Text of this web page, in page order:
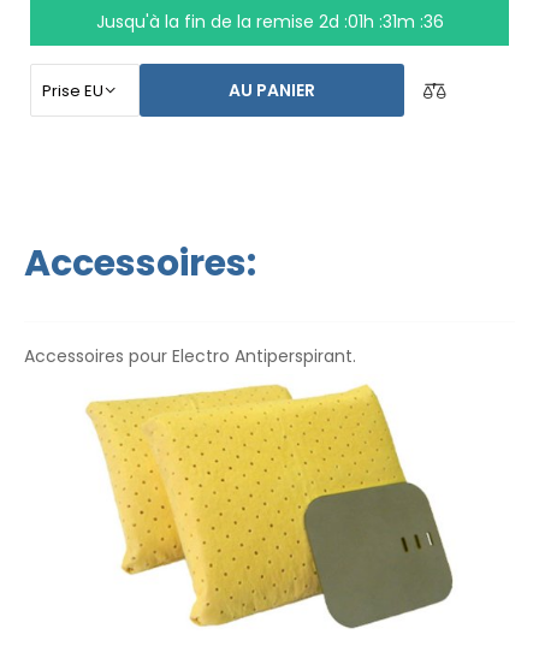
à un maximum de 24 minutes, et la durée et la vitesse
des effets sont maintenues. Avec le système
Jusqu'à la fin de la remise 2d :01h :31m :35
AU PANIER
Accessoires:
Accessoires pour Electro Antiperspirant.